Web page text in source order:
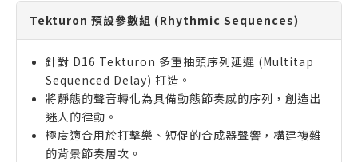
Tekturon 預設參數組 (Rhythmic Sequences)
針對 D16 Tekturon 多重抽頭序列延遲 (Multitap
Sequenced Delay) 打造。
將靜態的聲音轉化為具備動態節奏感的序列，創造出
迷人的律動。
極度適合用於打擊樂、短促的合成器聲響，構建複雜
的背景節奏層次。